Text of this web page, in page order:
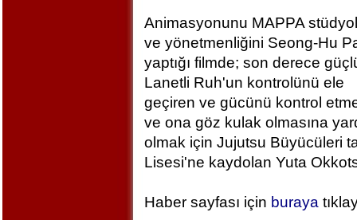
Animasyonunu MAPPA
ve yönetmenliğini Seong-Hu
yaptığı filmde; son derece
Lanetli Ruh'un kontrolünü ele
geçiren ve gücünü kontrol
ve ona göz kulak olmasına
olmak için Jujutsu Büyücüleri
Lisesi'ne kaydolan Yuta
Haber sayfası için buraya